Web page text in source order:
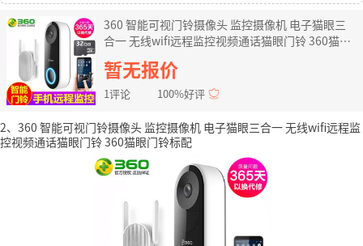
360 智能可视门铃摄像头 监控摄像机 电子猫眼三
合一 无线wifi远程监控视频通话猫眼门铃 360猫眼
门铃+32G卡
暂无报价
1评论 100%好评
2、360 智能可视门铃摄像头 监控摄像机 电子猫眼三合一 无线wifi远程监
控视频通话猫眼门铃 360猫眼门铃标配